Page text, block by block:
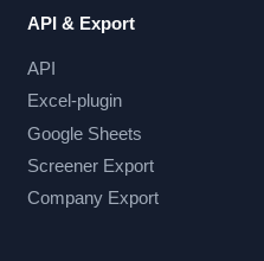
API & Export
API
Excel-plugin
Google Sheets
Screener Export
Company Export